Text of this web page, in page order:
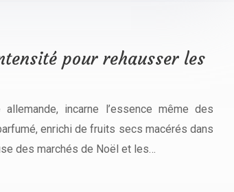
pour rehausser les
incarne l’essence même des
enrichi de fruits secs macérés dans
des marchés de Noël et les…